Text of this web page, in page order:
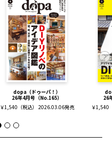
dopa（ドゥーパ！）
26年4月号（No.165）
￥1,540（税込） 2026.03.06発売
26
￥1,540